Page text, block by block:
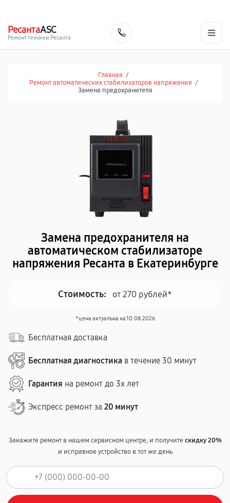
РесантаASC
Ремонт техники Ресанта
Главная /
Ремонт автоматических стабилизаторов напряжения /
Замена предохранителя
Замена предохранителя на
автоматическом стабилизаторе
напряжения Ресанта в Екатеринбурге
Стоимость: от 270 рублей*
*цена актуальна на 10.08.2026
Бесплатная доставка
Бесплатная диагностика в течение 30 минут
Гарантия на ремонт до 3х лет
Экспресс ремонт за 20 минут
Закажите ремонт в нашем сервисном центре, и получитескидку 20%
и исправное устройство в тот же день